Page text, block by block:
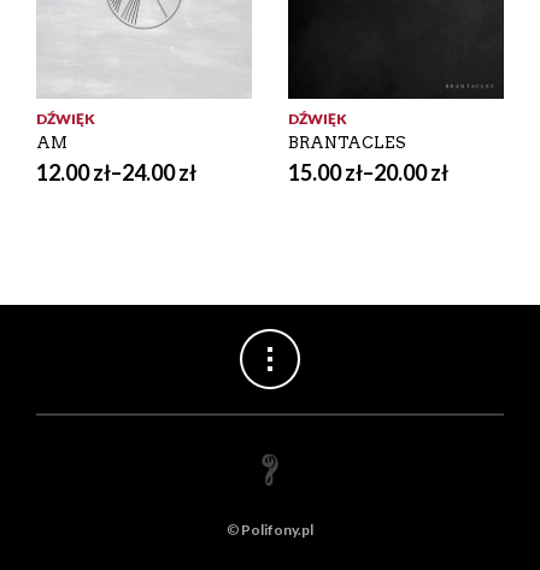
DŹWIĘK
AM
12.00zł–24.00zł
DŹWIĘK
BRANTACLES
15.00zł–20.00zł
© Polifony.pl